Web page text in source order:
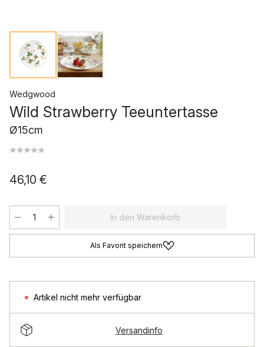
Wedgwood
Wild Strawberry Teeuntertasse
Ø15cm
46,10 €
In den Warenkorb
Als Favorit speichern
Artikel nicht mehr verfügbar
Versandinfo